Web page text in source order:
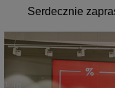
Serdecznie